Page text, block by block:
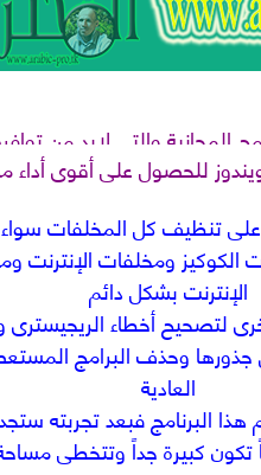
المجانية والتى لابد من
للحصول على أقوى
على تنظيف كل المخلفات
ومخلفات الإنترنت
الإنترنت بشكل دائم
لتصحيح أخطاء
وحذف البرامج
العادية
البرنامج فبعد تجربته